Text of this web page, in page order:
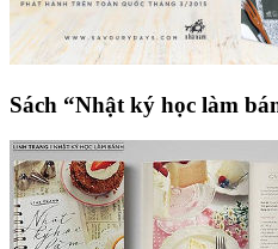
Sách “Nhật ký học làm